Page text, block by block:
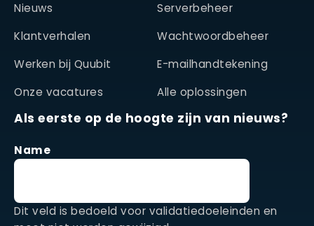
Nieuws
Klantverhalen
Werken bij Quubit
Onze vacatures
Serverbeheer
Wachtwoordbeheer
E-mailhandtekening
Alle oplossingen
Als eerste op de hoogte zijn van nieuws?
Name
Dit veld is bedoeld voor validatiedoeleinden en